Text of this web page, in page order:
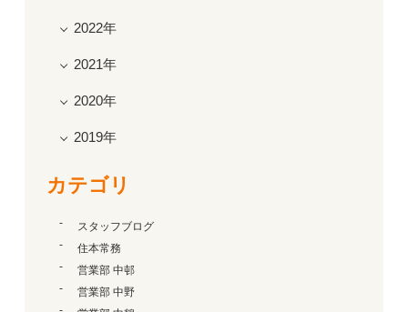
2022年
2021年
2020年
2019年
カテゴリ
スタッフブログ
住本常務
営業部 中邨
営業部 中野